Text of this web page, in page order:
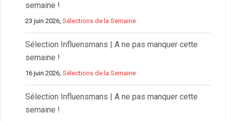
semaine !
23 juin 2026,Sélections de la Semaine
Sélection Influensmans | A ne pas manquer cette
semaine !
16 juin 2026,Sélections de la Semaine
Sélection Influensmans | A ne pas manquer cette
semaine !